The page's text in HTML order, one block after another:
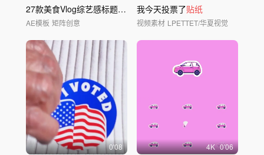
27款美食Vlog综艺感标题
贴纸 素材包
AE模板 矩阵创意
我今天投票了贴纸
视频素材 LPETTET/华夏视觉
0'08 4K 0'06